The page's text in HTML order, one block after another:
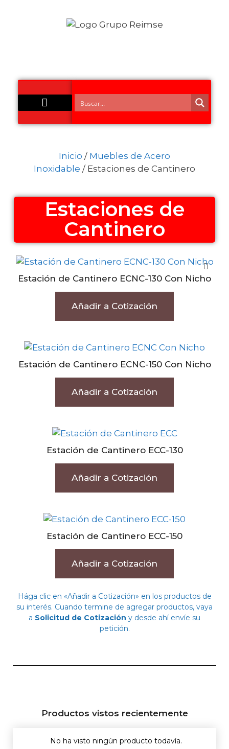
Inicio / Muebles de Acero
Inoxidable / Estaciones de Cantinero
Estaciones de
Cantinero
Estación de Cantinero ECNC-130 Con Nicho
Añadir a Cotización
Estación de Cantinero ECNC-150 Con Nicho
Añadir a Cotización
Estación de Cantinero ECC-130
Añadir a Cotización
Estación de Cantinero ECC-150
Añadir a Cotización
Hága clic en «Añadir a Cotización» en los productos de
su interés. Cuando termine de agregar productos, vaya
a Solicitud de Cotización y desde ahí envíe su
petición.
Productos vistos recientemente
No ha visto ningún producto todavía.